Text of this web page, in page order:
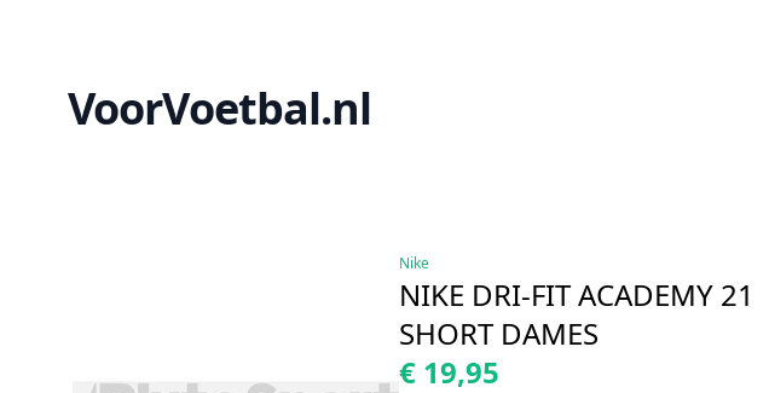
VoorVoetbal.nl
Nike
NIKE DRI-FIT ACADEMY 21
SHORT DAMES
€ 19,95